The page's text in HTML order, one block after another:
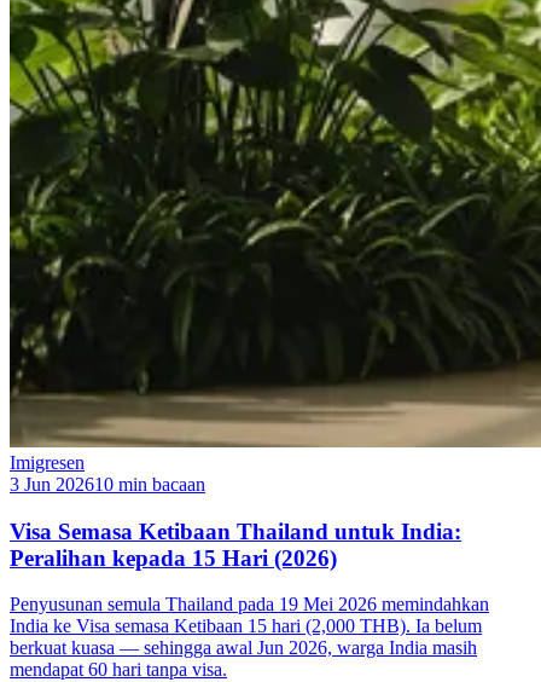
Imigresen
3 Jun 202610 min bacaan
Visa Semasa Ketibaan Thailand untuk India:
Peralihan kepada 15 Hari (2026)
Penyusunan semula Thailand pada 19 Mei 2026 memindahkan
India ke Visa semasa Ketibaan 15 hari (2,000 THB). Ia belum
berkuat kuasa — sehingga awal Jun 2026, warga India masih
mendapat 60 hari tanpa visa.